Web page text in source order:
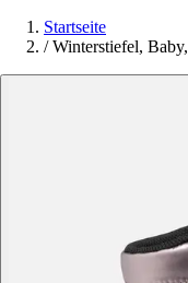
Startseite
/ Winterstiefel,